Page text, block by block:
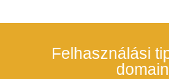
Felhasználási